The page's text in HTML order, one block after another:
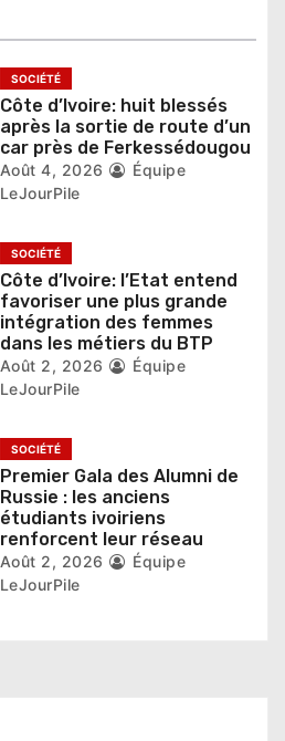
SOCIÉTÉ
Côte d’Ivoire: huit blessés
après la sortie de route d’un
car près de Ferkessédougou
Août 4, 2026
Équipe
LeJourPile
SOCIÉTÉ
Côte d’Ivoire: l’Etat entend
favoriser une plus grande
intégration des femmes
dans les métiers du BTP
Août 2, 2026
Équipe
LeJourPile
SOCIÉTÉ
Premier Gala des Alumni de
Russie : les anciens
étudiants ivoiriens
renforcent leur réseau
Août 2, 2026
Équipe
LeJourPile